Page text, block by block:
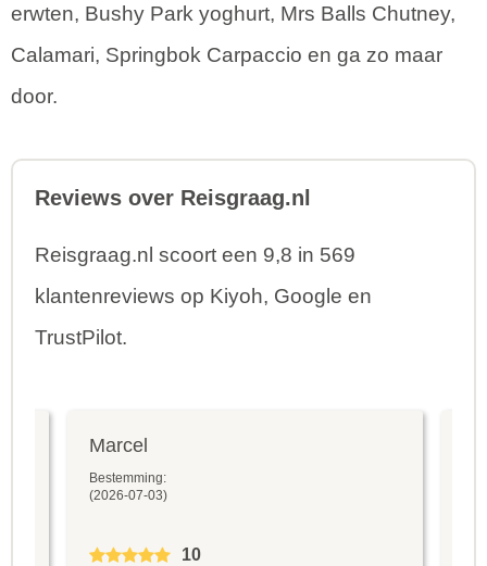
erwten, Bushy Park yoghurt, Mrs Balls Chutney,
Calamari, Springbok Carpaccio en ga zo maar
door.
Reviews over Reisgraag.nl
Reisgraag.nl scoort een 9,8 in 569
klantenreviews op Kiyoh, Google en
TrustPilot.
Marcel
Bestemming:
(2026-07-03)
10